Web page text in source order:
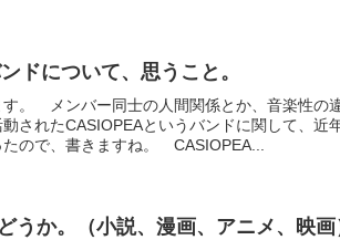
ドについて、思うこと。
。 メンバー同士の人間関係とか、音楽性の
されたCASIOPEAというバンドに関して、近
ので、書きますね。 CASIOPEA...
うか。（小説、漫画、アニメ、映画